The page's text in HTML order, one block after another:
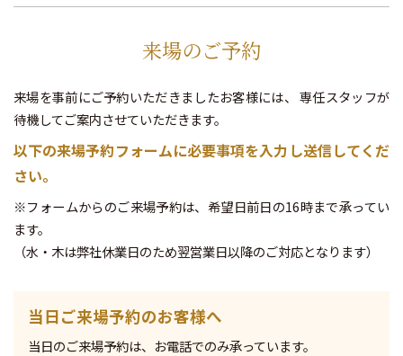
来場のご予約
来場を事前にご予約いただきましたお客様には、
専任スタッフが
待機してご案内させていただきます。
以下の来場予約フォームに必要事項を入力し送信してくだ
さい。
※フォームからのご来場予約は、希望日前日の16時まで承ってい
ます。
（水・木は弊社休業日のため翌営業日以降のご対応となります）
当日ご来場予約のお客様へ
当日のご来場予約は、お電話でのみ承っています。